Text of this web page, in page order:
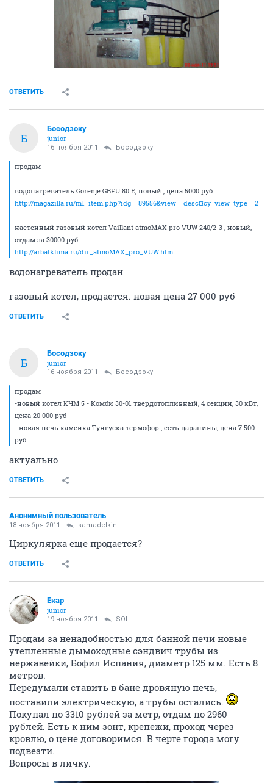
ОТВЕТИТЬ
Б
Босодзоку
junior
16 ноября 2011 Босодзоку
продам
водонагреватель Gorenje GBFU 80 E, новый , цена 5000 руб
http://magazilla.ru/m1_item.php?idg_=89556&view_=desc¤cy_view_type_=2
настенный газовый котел Vaillant atmoMAX pro VUW 240/2-3 , новый,
отдам за 30000 руб.
http://arbatklima.ru/dir_atmoMAX_pro_VUW.htm
водонагреватель продан
газовый котел, продается. новая цена 27 000 руб
ОТВЕТИТЬ
Б
Босодзоку
junior
16 ноября 2011 Босодзоку
продам
-новый котел КЧМ 5 - Комби 30-01 твердотопливный, 4 секции, 30 кВт,
цена 20 000 руб
- новая печь каменка Тунгуска термофор , есть царапины, цена 7 500
руб
актуально
ОТВЕТИТЬ
Анонимный пользователь
18 ноября 2011 samadelkin
Циркулярка еще продается?
ОТВЕТИТЬ
Екар
junior
19 ноября 2011 SOL
Продам за ненадобностью для банной печи новые
утепленные дымоходные сэндвич трубы из
нержавейки, Бофил Испания, диаметр 125 мм. Есть 8
метров.
Передумали ставить в бане дровяную печь,
поставили электрическую, а трубы остались.
Покупал по 3310 рублей за метр, отдам по 2960
рублей. Есть к ним зонт, крепежи, проход через
кровлю, о цене договоримся. В черте города могу
подвезти.
Вопросы в личку.